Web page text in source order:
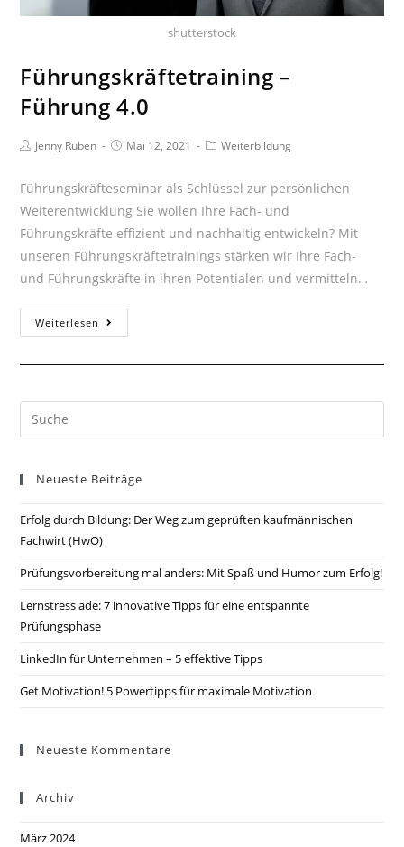
shutterstock
Führungskräftetraining –
Führung 4.0
Beitrags-
Jenny Ruben
BeitragMai 12, 2021
Beitrags-
Weiterbildung
Führungskräfteseminar als Schlüssel zur persönlichen
Weiterentwicklung Sie wollen Ihre Fach- und
Führungskräfte effizient und nachhaltig entwickeln? Mit
unseren Führungskräftetrainings stärken wir Ihre Fach-
und Führungskräfte in ihren Potentialen und vermitteln…
Weiterlesen
–
Führung
Neueste Beiträge
Erfolg durch Bildung: Der Weg zum geprüften kaufmännischen
Fachwirt (HwO)
Prüfungsvorbereitung mal anders: Mit Spaß und Humor zum Erfolg!
Lernstress ade: 7 innovative Tipps für eine entspannte
Prüfungsphase
LinkedIn für Unternehmen – 5 effektive Tipps
Get Motivation! 5 Powertipps für maximale Motivation
Neueste Kommentare
Archiv
März 2024